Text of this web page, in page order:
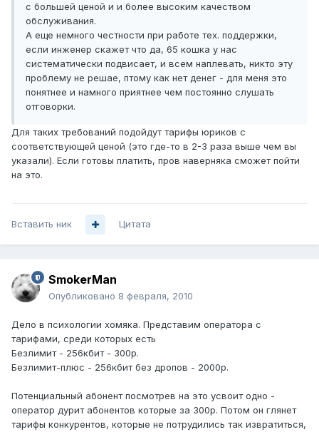
с большей ценой и и более высоким качеством
обслуживания.
А еще немного честности при работе тех. поддержки,
если инженер скажет что да, 65 кошка у нас
систематически подвисает, и всем наплевать, никто эту
проблему не решае, птому как нет денег - для меня это
понятнее и намного приятнее чем постоянно слушать
отговорки.
Для таких требований подойдут тарифы юриков с
соответствующей ценой (это где-то в 2-3 раза выше чем вы
указали). Если готовы платить, пров наверняка сможет пойти
на это.
Вставить ник Цитата
SmokerMan
Опубликовано 8 февраля, 2010
Дело в психологии хомяка. Представим оператора с
тарифами, среди которых есть
Безлимит - 256кбит - 300р.
Безлимит-плюс - 256кбит без дропов - 2000р.
Потенциальный абонент посмотрев на это усвоит одно -
оператор дурит абонентов которые за 300р. Потом он глянет
тарифы конкурентов, которые не потрудились так извратиться,